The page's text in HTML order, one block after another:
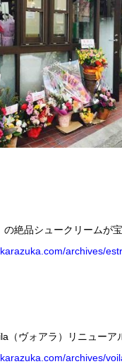
の絶品シュークリームが
archives/
（ヴォアラ）リニューア
archives/